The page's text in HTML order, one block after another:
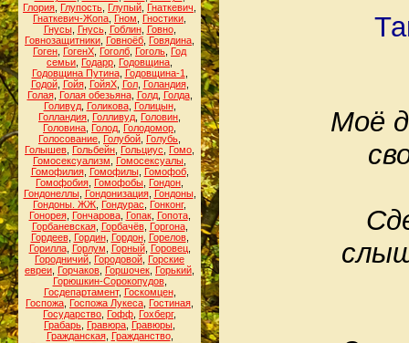
Глория Глупость Глупый Гнаткевич
Гнаткевич-Жопа Гном Гностики
Гнусы, Гнусь, Гоблин, Говно,
Говнозащитники Говноёб Говядина
Гоген ГогенХ Гоголб Гоголь Год
семьи Годарр Годовщина
Годовщина Путина, Годовщина-1
Годой, Гойя, ГойяХ, Гол, Голандия,
Голая, Голая обезьяна, Голд, Голда,
Голивуд, Голикова, Голицын,
Голландия Голливуд Головин
Головина Голод Голодомор
Голосование Голубой Голубь
Голышев Гольбейн Гольциус Гомо
Гомосексуализм
Гомосексуалы
Гомофилия, Гомофилы, Гомофоб,
Гомофобия Гомофобы Гондон
Гондонеллы, Гондонизация, Гондоны,
Гондоны. ЖЖ Гондурас Гонконг,
Гонорея, Гончарова, Гопак, Гопота,
Горбаневская, Горбачёв, Горгона,
Гордеев, Гордин, Гордон, Горелов,
Горилла, Горлум Горный, Горовец,
Городничий Городовой Горские
евреи Горчаков Горшочек Горький
Горюшкин-Сорокопудов,
Госдепартамент, Госкомцен,
Госпожа Госпожа Лукеса Гостиная
Государство Гофф Гохберг,
Грабарь Гравюра Гравюры
Гражданская, Гражданство,
Моё